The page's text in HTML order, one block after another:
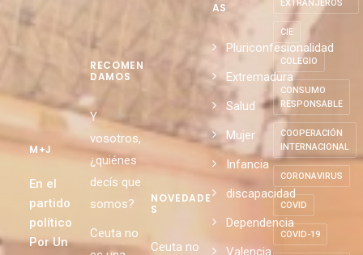
M+J
En el
partido
político
Por Un
RECOMEN
DAMOS
Y
vosotros,
¿quiénes
decís que
somos?
Ceuta no
NOVEDADE
S
Ceuta no
AS
Pluriconfesionalidad
Extremadura
Salud
Mujer
Infancia
discapacidad
Dependencia
Valencia
EXTRANJEROS
CIE
COLEGIO
CONSUMO
RESPONSABLE
COOPERACIÓN
INTERNACIONAL
CORONAVIRUS
COVID
COVID-19